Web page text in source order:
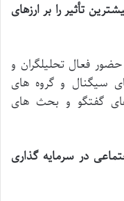
تأثیر را بر ارزهای
حضور فعال تحلیلگران و
سیگنال و گروه های
گفتگو و بحث های
در سرمایه گذاری